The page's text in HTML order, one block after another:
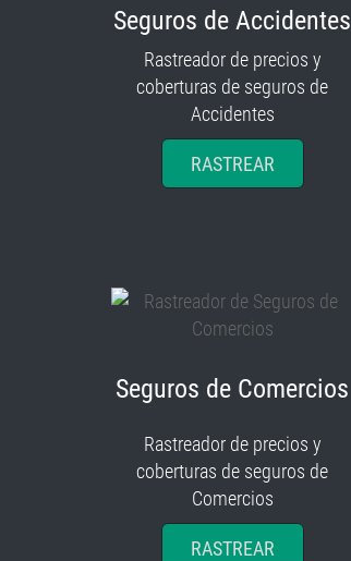
Seguros de Accidentes
Rastreador de precios y
coberturas de seguros de
Accidentes
RASTREAR
Seguros de Comercios
Rastreador de precios y
coberturas de seguros de
Comercios
RASTREAR